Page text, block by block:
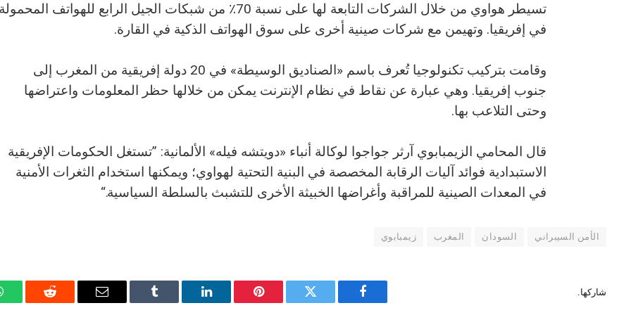
تسيطر هواوي من خلال الشركات التابعة لها على نسبة 70٪ من شبكات الجيل الرابع للهواتف المحمولة
في إفريقيا. وتهيمن مع شركات صينية أخرى على سوق الهواتف الذكية في القارة.
وقامت بتركيب تكنولوجيا تُعرف باسم «الصناديق الوسيطة» في 20 دولة إفريقية من المغرب إلى
جنوب إفريقيا. وهي عبارة عن نقاط في نظام الإنترنت يمكن من خلالها حظر المعلومات واعتراضها
وحتى التلاعب بها.
قال المحامي الزيمبابوي آرثر جواجوا لوكالة أنباء «دويتشه فيله» الألمانية: ”تستغل الحكومات الإفريقية
الاستبدادية فوائد آليات الرقابة المخصصة في البنية التحتية لهواوي؛ ويمكنها استخدام الثغرات الأمنية
في المعدات الصينية للمراقبة وأغراضها الخبيثة الأخرى للتشبث بالسلطة السياسية.“
الأمن السيبراني السودان المغرب زيمبابوي
شاركها.
فيسبوك تويتر بينتيريستلينكدإن Tumblr البريد رديت